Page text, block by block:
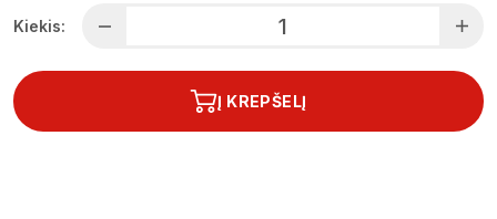
Kiekis:
Į KREPŠELĮ